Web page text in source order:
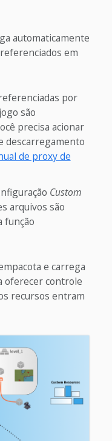
automaticamente
em
por
são
precisa acionar
descarregamento
de proxy de
Custom
arquivos são
função
e carrega
oferecer controle
recursos entram